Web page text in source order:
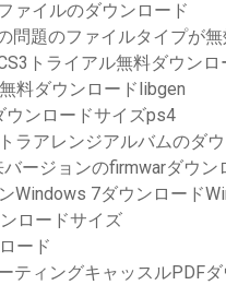
ァイルのダウンロード
問題のファイルタイプが無
トライアル無料ダウンロ
料ダウンロードlibgen
ンロードサイズps4
ラアレンジアルバムのダ
ージョンのfirmwarダウン
Windows 7ダウンロード
ロードサイズ
ード
ティングキャッスルPDF